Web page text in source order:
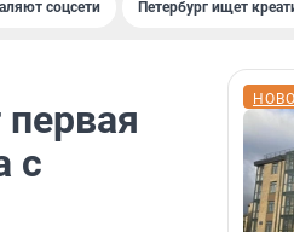
соцсети Петербург ищет
с